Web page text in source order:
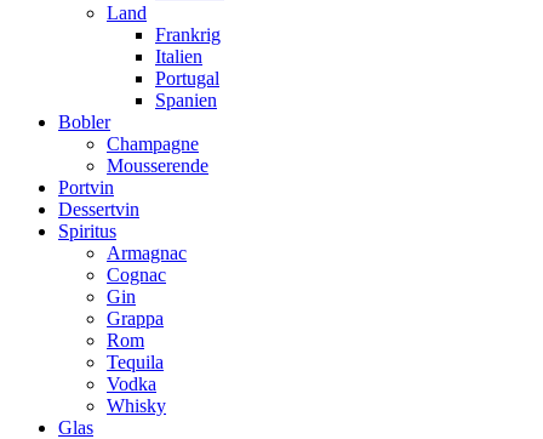
Land
Frankrig
Italien
Portugal
Spanien
Bobler
Champagne
Mousserende
Portvin
Dessertvin
Spiritus
Armagnac
Cognac
Gin
Grappa
Rom
Tequila
Vodka
Whisky
Glas